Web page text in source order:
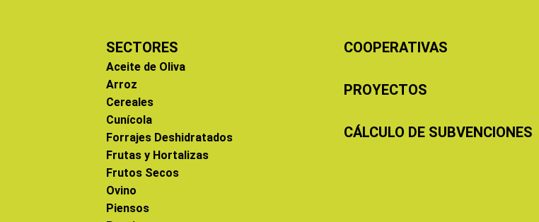
SECTORES
Aceite de Oliva
Arroz
Cereales
Cunícola
Forrajes Deshidratados
Frutas y Hortalizas
Frutos Secos
Ovino
Piensos
COOPERATIVAS
PROYECTOS
CÁLCULO DE SUBVENCIONES